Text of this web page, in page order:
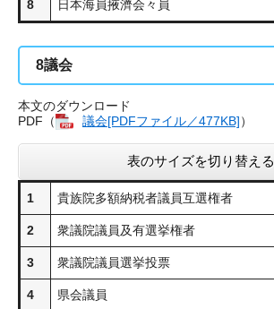
8 日本海員掖濟会々員
8議会
本文のダウンロード
PDF（
議会[PDFファイル／477KB]）
表のサイズを切り替える
1 貴族院多額納税者議員互選権者
2 衆議院議員及有選挙権者
3 衆議院議員選挙投票
4 県会議員